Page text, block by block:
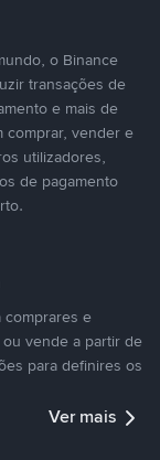
o Binance
transações de
e mais de
comprar, vender e
utilizadores,
de pagamento
comprares e
vende a partir de
para definires os
Ver mais